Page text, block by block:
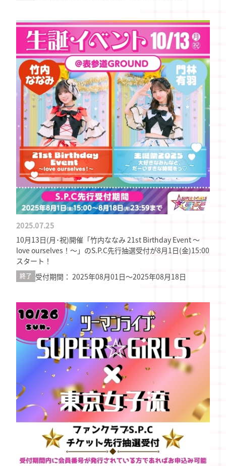
2025.07.25
10月13日(月･祝)開催「竹内ななみ 21st Birthday Event ～
love ourselves！～」のS.P.C先行抽選受付が8月1日(金)15:00
スタート！
終了 受付期間： 2025年08月01日〜2025年08月18日